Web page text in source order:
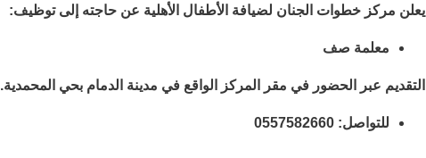
يعلن مركز خطوات الجنان لضيافة الأطفال الأهلية عن حاجته إلى توظيف:
معلمة صف
التقديم عبر الحضور في مقر المركز الواقع في مدينة الدمام بحي المحمدية.
للتواصل: 0557582660